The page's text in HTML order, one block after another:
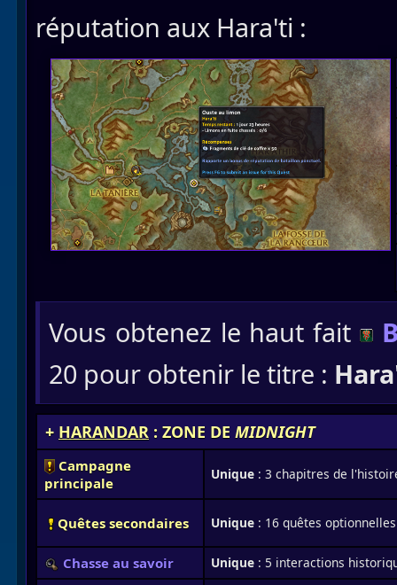
réputation aux Hara'ti :
Vous obtenez le haut fait
20 pour obtenir le titre :
+ HARANDAR : ZONE DE MIDNIGHT
Campagne
principale
Unique : 3 chapitres de
Quêtes secondaires Unique: 16 quêtes optionnelles
Chasse au savoir Unique : 5 interactions